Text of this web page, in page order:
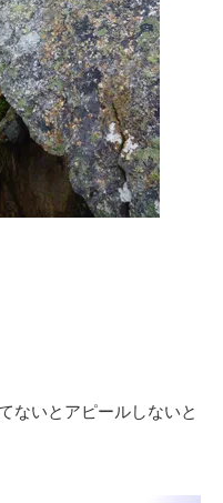
ないとアピールしないと